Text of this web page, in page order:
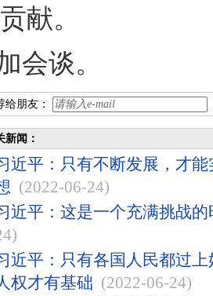
献。
会谈。
给朋友：
新闻：
近平：只有不断发展，才
(2022-06-24)
近平：这是一个充满挑战
近平：只有各国人民都过
权才有基础 (2022-06-24)